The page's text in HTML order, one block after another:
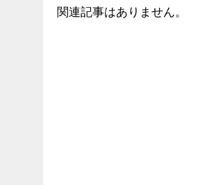
関連記事はありません。